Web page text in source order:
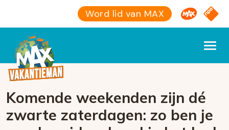
Word lid van MAX Omroep
NPO
Komende weekenden zijn dé
zwarte zaterdagen: zo ben je